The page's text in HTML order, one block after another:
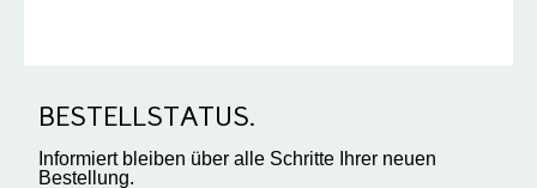
BESTELLSTATUS.
Informiert bleiben über alle Schritte Ihrer neuen
Bestellung.